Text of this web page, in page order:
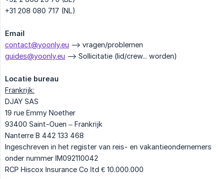
+31 208 080 717 (NL)
Email
contact@yoonly.eu --> vragen/problemen
guides@yoonly.eu --> Sollicitatie (lid/crew... worden)
Locatie bureau
Frankrijk:
DJAY SAS
19 rue Emmy Noether
93400 Saint-Ouen – Frankrijk
Nanterre B 442 133 468
Ingeschreven in het register van reis- en vakantieondernemers
onder nummer IM092110042
RCP Hiscox Insurance Co ltd € 10.000.000